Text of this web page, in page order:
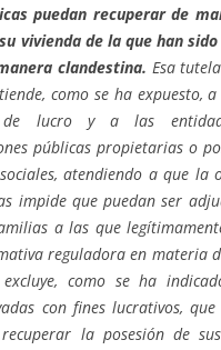
puedan recuperar de
vivienda de la que han
clandestina. Esa
como se ha expuesto,
lucro y a las
públicas propietarias o
atendiendo a que la
impide que puedan ser
a las que
reguladora en materia
excluye, como se ha
con fines lucrativos,
la posesión de